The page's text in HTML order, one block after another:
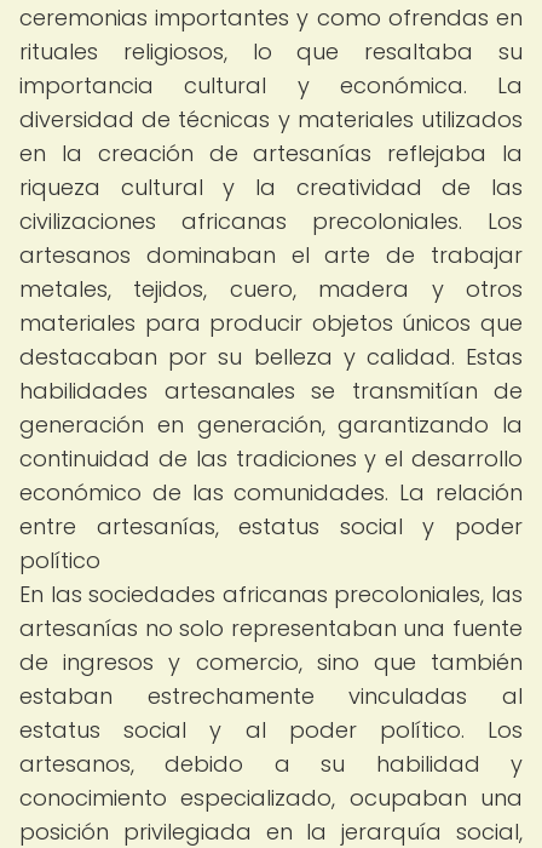
ceremonias importantes y como ofrendas en
rituales religiosos, lo que resaltaba su
importancia cultural y económica. La
diversidad de técnicas y materiales utilizados
en la creación de artesanías reflejaba la
riqueza cultural y la creatividad de las
civilizaciones africanas precoloniales. Los
artesanos dominaban el arte de trabajar
metales, tejidos, cuero, madera y otros
materiales para producir objetos únicos que
destacaban por su belleza y calidad. Estas
habilidades artesanales se transmitían de
generación en generación, garantizando la
continuidad de las tradiciones y el desarrollo
económico de las comunidades. La relación
entre artesanías, estatus social y poder
político
En las sociedades africanas precoloniales, las
artesanías no solo representaban una fuente
de ingresos y comercio, sino que también
estaban estrechamente vinculadas al
estatus social y al poder político. Los
artesanos, debido a su habilidad y
conocimiento especializado, ocupaban una
posición privilegiada en la jerarquía social,